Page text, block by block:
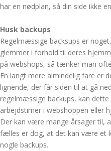
har en nødplan, så din side ikke
Husk backups
Regelmæssige backsups er
glemmer i forhold til deres
på webshops, så tænker man
En langt mere almindelig fare er
lignende, der får siden til at gå
regelmæssige backups, kan
arbejdstimer i webshoppen eller
Der kan være mange årsager til,
fælles er dog, at det kan være et
nogle backups.